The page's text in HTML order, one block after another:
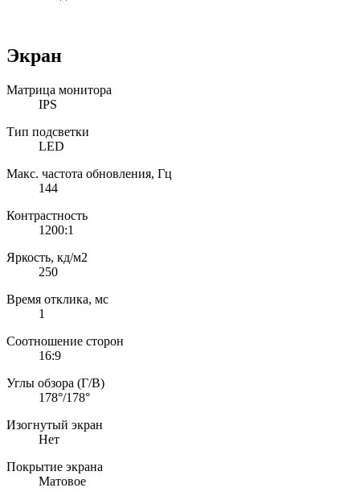
Экран
Матрица монитора
IPS
Тип подсветки
LED
Макс. частота обновления, Гц
144
Контрастность
1200:1
Яркость, кд/м2
250
Время отклика, мс
1
Соотношение сторон
16:9
Углы обзора (Г/В)
178°/178°
Изогнутый экран
Нет
Покрытие экрана
Матовое